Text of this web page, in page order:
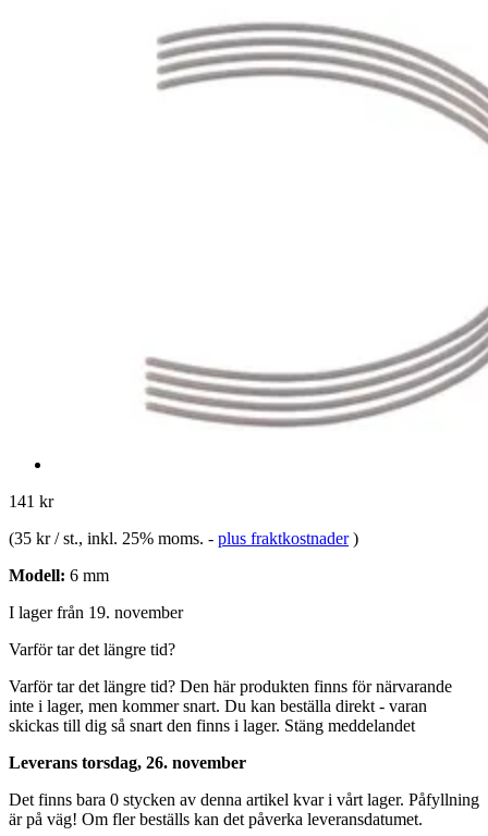
141 kr
(35 kr / st., inkl. 25% moms. - plus fraktkostnader )
Modell: 6 mm
I lager från 19. november
Varför tar det längre tid?
Varför tar det längre tid? Den här produkten finns för närvarande
inte i lager, men kommer snart. Du kan beställa direkt - varan
skickas till dig så snart den finns i lager. Stäng meddelandet
Leverans torsdag, 26. november
Det finns bara 0 stycken av denna artikel kvar i vårt lager. Påfyllning
är på väg! Om fler beställs kan det påverka leveransdatumet.